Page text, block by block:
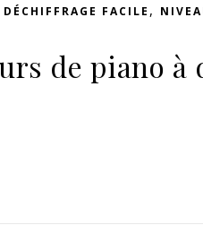
DÉCHIFFRAGE FACILE ,
de piano à